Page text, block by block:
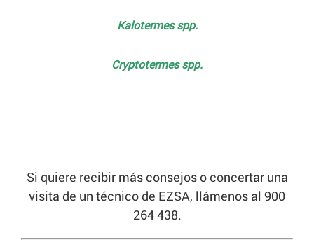
Kalotermes spp.
Cryptotermes spp.
Si quiere recibir más consejos o concertar una
visita de un técnico de EZSA, llámenos al 900
264 438.